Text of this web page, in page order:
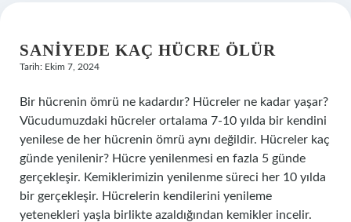
SANIYEDE KAÇ HÜCRE ÖLÜR
Tarih: Ekim 7, 2024
Bir hücrenin ömrü ne kadardır? Hücreler ne kadar yaşar?
Vücudumuzdaki hücreler ortalama 7-10 yılda bir kendini
yenilese de her hücrenin ömrü aynı değildir. Hücreler kaç
günde yenilenir? Hücre yenilenmesi en fazla 5 günde
gerçekleşir. Kemiklerimizin yenilenme süreci her 10 yılda
bir gerçekleşir. Hücrelerin kendilerini yenileme
yetenekleri yaşla birlikte azaldığından kemikler incelir.